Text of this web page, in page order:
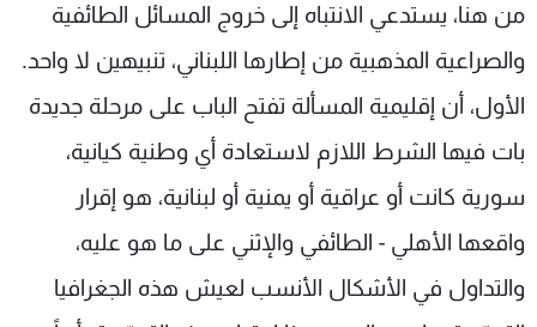
من هنا، يستدعي الانتباه إلى خروج المسائل الطائفية
والصراعية المذهبية من إطارها اللبناني، تنبيهين لا واحد.
الأول، أن إقليمية المسألة تفتح الباب على مرحلة جديدة
بات فيها الشرط اللازم لاستعادة أي وطنية كيانية،
سورية كانت أو عراقية أو يمنية أو لبنانية، هو إقرار
واقعها الأهلي - الطائفي والإثني على ما هو عليه،
والتداول في الأشكال الأنسب لعيش هذه الجغرافيا